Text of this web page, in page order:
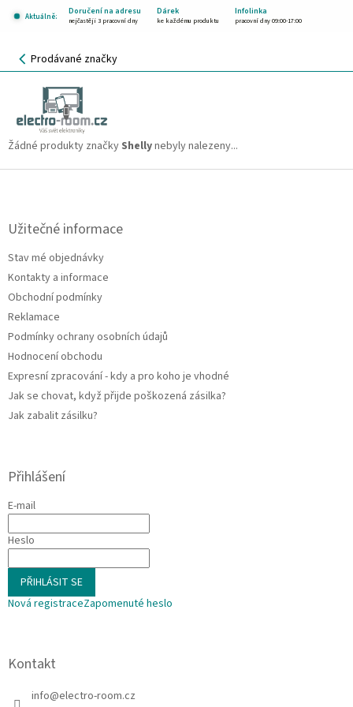
Aktuálně:
Doručení na adresu Dárek Infolinka
nejčastěji 3 pracovní dny ke každému produktu pracovní dny 09:00-17:00
NÁKUPNÍ
KOŠÍK
Prodávané značky
Shelly
Žádné produkty značky Shellynebyly nalezeny...
Z
Užitečné informace
Stav mé objednávky
Kontakty a informace
Obchodní podmínky
Reklamace
Podmínky ochrany osobních údajů
Hodnocení obchodu
Expresní zpracování - kdy a pro koho je vhodné
Jak se chovat, když přijde poškozená zásilka?
Jak zabalit zásilku?
Přihlášení
E-mail
Heslo
PŘIHLÁSIT SE
Nová registraceZapomenuté heslo
Kontakt
info@electro-room.cz